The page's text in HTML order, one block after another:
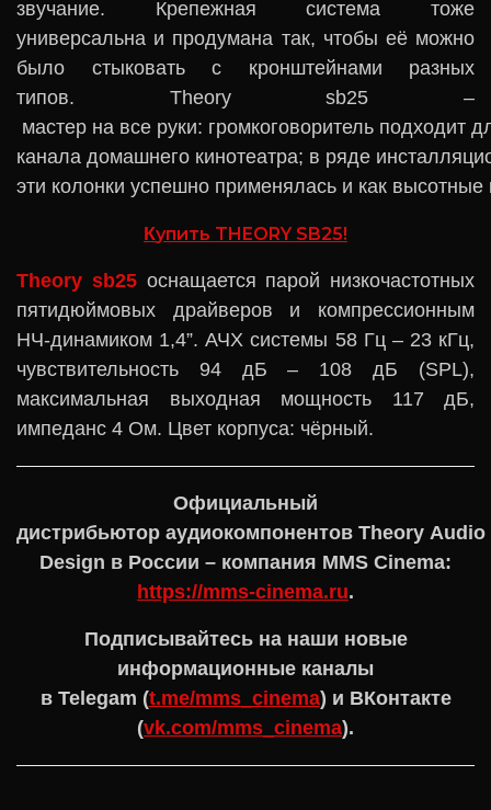
звучание. Крепежная система тоже
универсальна и продумана так, чтобы её можно
было стыковать с кронштейнами разных
типов. Theory sb25 ‒
мастер на все руки: громкоговоритель подходит
канала домашнего кинотеатра; в ряде
эти колонки успешно применялась и как
Купить T HEORY SB25!
Theory sb25оснащается парой низкочастотных
пятидюймовых драйверов и компрессионным
НЧ-динамиком 1,4”. АЧХ системы 58 Гц – 23 кГц,
чувствительность 94 дБ – 108 дБ (SPL),
максимальная выходная мощность 117 дБ,
импеданс 4 Ом. Цвет корпуса: чёрный.
Официальный
дистрибьютор аудиокомпонентов Theory Audio
Design в России – компания MMS Cinema:
https://mms-cinema.ru.
Подписывайтесь на наши новые
информационные каналы
в Telegam (t.me/mms_cinema) и ВКонтакте
(vk.com/mms_cinema).